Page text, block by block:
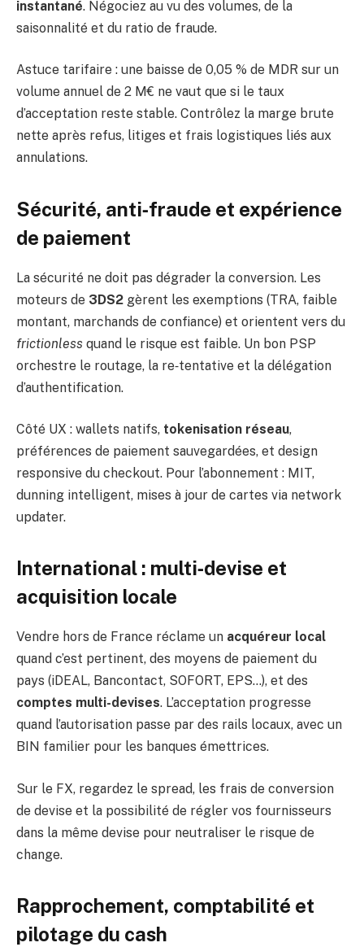
instantané. Négociez au vu des volumes, de la
saisonnalité et du ratio de fraude.
Astuce tarifaire : une baisse de 0,05 % de MDR sur un
volume annuel de 2 M€ ne vaut que si le taux
d’acceptation reste stable. Contrôlez la marge brute
nette après refus, litiges et frais logistiques liés aux
annulations.
Sécurité, anti‑fraude et expérience
de paiement
La sécurité ne doit pas dégrader la conversion. Les
moteurs de 3DS2 gèrent les exemptions (TRA, faible
montant, marchands de confiance) et orientent vers du
frictionless quand le risque est faible. Un bon PSP
orchestre le routage, la re‑tentative et la délégation
d’authentification.
Côté UX : wallets natifs, tokenisation réseau,
préférences de paiement sauvegardées, et design
responsive du checkout. Pour l’abonnement : MIT,
dunning intelligent, mises à jour de cartes via network
updater.
International : multi‑devise et
acquisition locale
Vendre hors de France réclame un acquéreur local
quand c’est pertinent, des moyens de paiement du
pays (iDEAL, Bancontact, SOFORT, EPS…), et des
comptes multi-devises. L’acceptation progresse
quand l’autorisation passe par des rails locaux, avec un
BIN familier pour les banques émettrices.
Sur le FX, regardez le spread, les frais de conversion
de devise et la possibilité de régler vos fournisseurs
dans la même devise pour neutraliser le risque de
change.
Rapprochement, comptabilité et
pilotage du cash